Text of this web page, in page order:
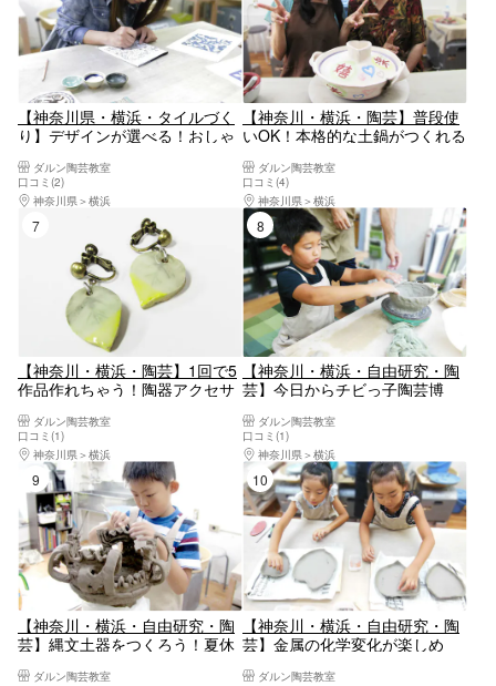
【神奈川県・横浜・タイルづく
り】デザインが選べる！おしゃ
ダルン陶芸教室
口コミ(2)
神奈川県
横浜
【神奈川・横浜・陶芸】普段使
いOK！本格的な土鍋がつくれる
ダルン陶芸教室
口コミ(4)
神奈川県
横浜
【神奈川・横浜・陶芸】1回で5
作品作れちゃう！陶器アクセサ
ダルン陶芸教室
口コミ(1)
神奈川県
横浜
8位
【神奈川・横浜・自由研究・陶
芸】今日からチビっ子陶芸博
研究・歴史編（手びねり）
ダルン陶芸教室
口コミ(1)
神奈川県
横浜
9位
【神奈川・横浜・自由研究・陶
芸】縄文土器をつくろう！夏休
文編ダルン陶芸教室
10位
【神奈川・横浜・自由研究・陶
芸】金属の化学変化が楽しめ
研究・金属編
ダルン陶芸教室